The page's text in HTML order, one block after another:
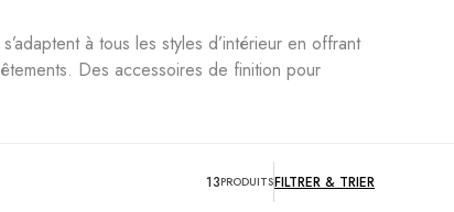
à tous les styles d’intérieur en offrant
Des accessoires de finition pour
13PRODUITSFILTRER & TRIER